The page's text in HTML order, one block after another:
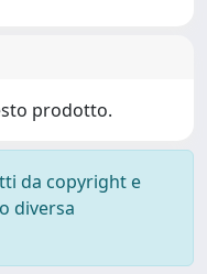
prodotto.
da copyright e
diversa